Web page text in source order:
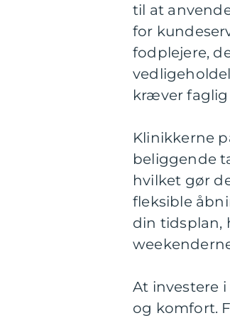
til at
for
fodplejere,
kræver faglig
Klinikkerne
beliggende
hvilket gør
fleksible
din tidsplan,
At investere
og komfort.